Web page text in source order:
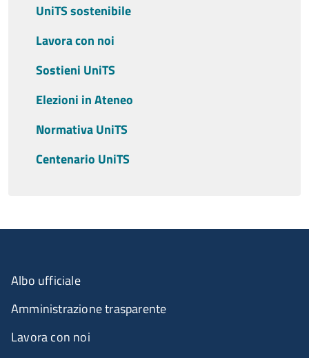
UniTS sostenibile
Lavora con noi
Sostieni UniTS
Elezioni in Ateneo
Normativa UniTS
Centenario UniTS
Albo ufficiale
Amministrazione trasparente
Lavora con noi